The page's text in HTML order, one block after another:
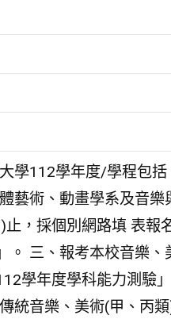
學112學年度/學程包
藝術、動畫學系及音
，採個別網路填 表報
。 三、報考本校音樂
學年度學科能力測驗
統音樂、美術(甲、丙